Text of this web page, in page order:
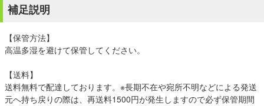
補足説明
【保管方法】
高温多湿を避けて保管してください。
【送料】
送料無料で配達しております。※長期不在や宛所不明などによる発送
元へ持ち戻りの際は、再送料1500円が発生しますので必ず保管期間